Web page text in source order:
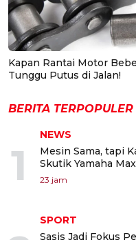
Kapan Rantai Motor
Tunggu Putus di Jalan!
BERITA TERPOPULER
1
NEWS
Mesin Sama, tapi
Skutik Yamaha
23 jam
SPORT
Sasis Jadi Fokus